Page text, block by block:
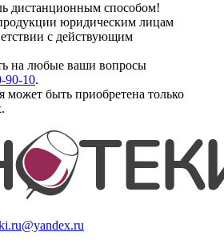
дистанционным способом!
юридическим лицам
с действующим
на любые ваши вопросы
90-10.
может быть приобретена только